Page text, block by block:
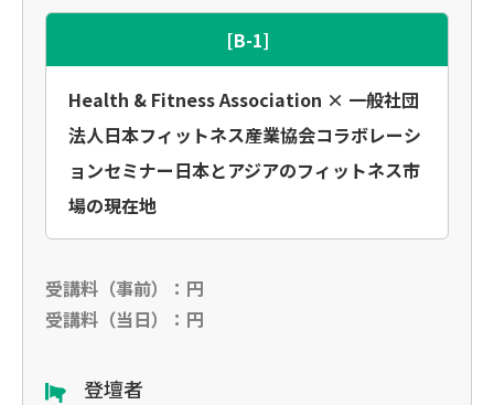
[B-1]
Health & Fitness Association × 一般社団
法人日本フィットネス産業協会コラボレーシ
ョンセミナー日本とアジアのフィットネス市
場の現在地
受講料（事前）：円
受講料（当日）：円
登壇者